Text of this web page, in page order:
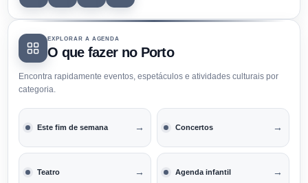
EXPLORAR A AGENDA
O que fazer no Porto
Encontra rapidamente eventos, espetáculos e atividades culturais por
categoria.
Este fim de semana → Concertos →
Teatro → Agenda infantil →